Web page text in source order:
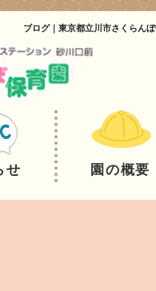
ブログ｜東京都立川市さくらん
せ 園の概要